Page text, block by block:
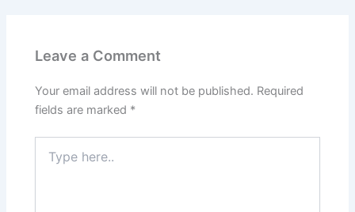
Leave a Comment
Your email address will not be published. Required
fields are marked *
here..